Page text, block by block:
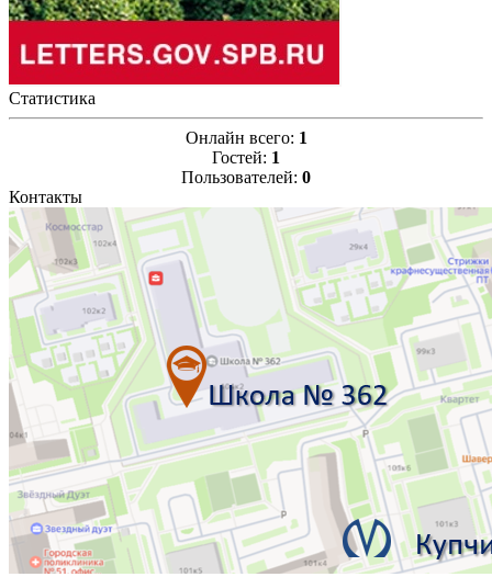
Статистика
Онлайн всего: 1
Гостей: 1
Пользователей: 0
Контакты